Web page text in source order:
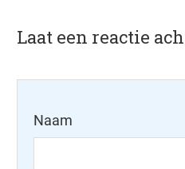
Laat een reactie
Naam